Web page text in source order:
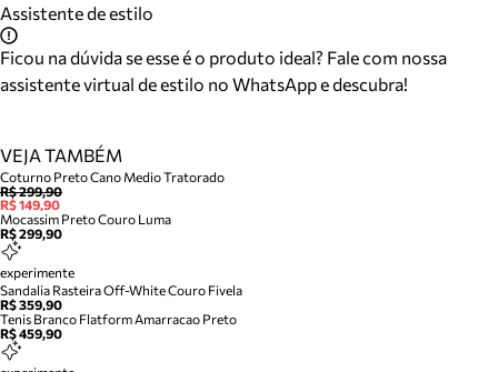
Assistente de estilo
Ficou na dúvida se esse é o produto ideal? Fale com nossa
assistente virtual de estilo no WhatsApp e descubra!
VEJA TAMBÉM
Coturno Preto Cano Medio Tratorado
R$ 299,90
R$ 149,90
Mocassim Preto Couro Luma
R$ 299,90
experimente
Sandalia Rasteira Off-White Couro Fivela
R$ 359,90
Tenis Branco Flatform Amarracao Preto
R$ 459,90